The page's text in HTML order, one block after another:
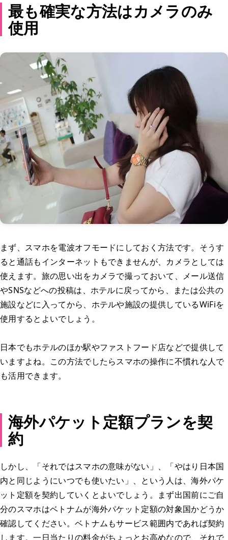
最も確実な方法はカメラのみ
使用
まず、スマホを電波オフモードにしておく方法です。そうす
ると通話もインターネットもできませんが、カメラとしては
使えます。旅の思い出をカメラで撮っておいて、メール送信
やSNSなどへの投稿は、ホテルに戻ってから、または公共の
施設などに入ってから、ホテルや施設の提供しているWiFiを
使用するとよいでしょう。
日本でもホテルのほか駅やファストフード店などで提供して
いますよね。この方法でしたらスマホの操作に不慣れな人で
も活用できます。
海外パケット定額プランを契
約
しかし、「それではスマホの意味がない」、「やはり日本国
内と同じようにいつでも使いたい」、という人は、海外パケ
ット定額を契約していくとよいでしょう。まず出国前にご自
分のスマホはベトナムが海外パケット定額の対象国かどうか
確認してください。ベトナムもサービス範囲内であれば契約
します。一日当たりの料金がちょっとお高めなので、それで